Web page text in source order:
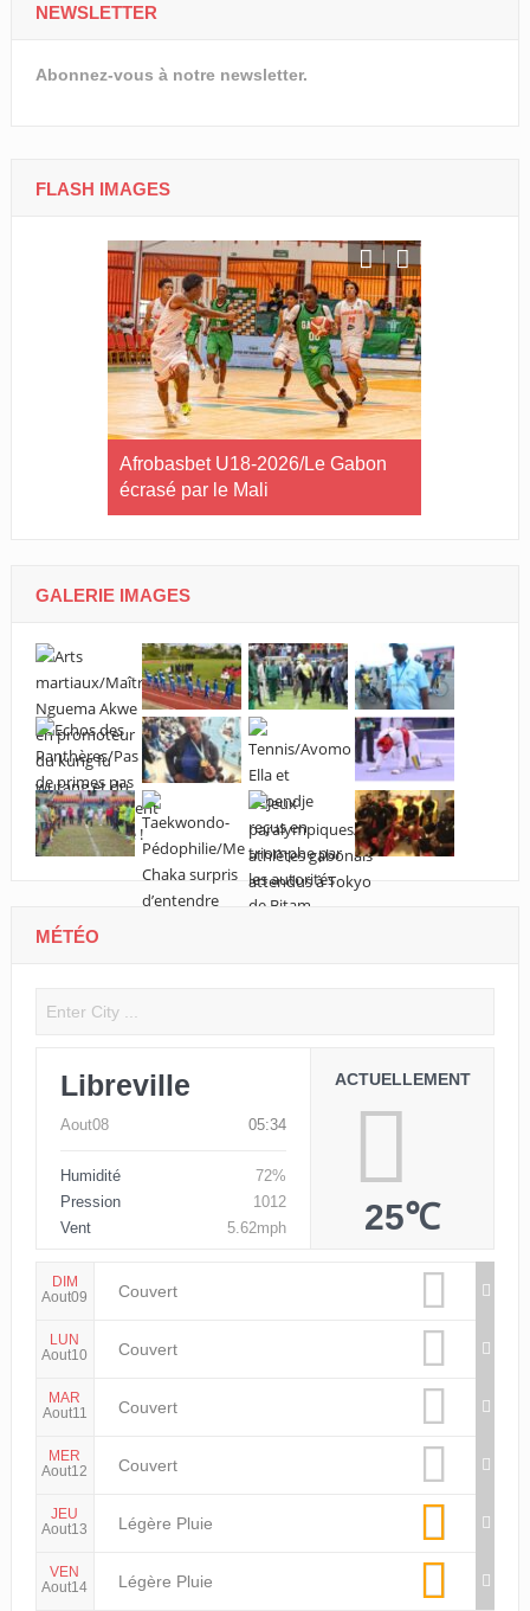
NEWSLETTER
Abonnez-vous à notre newsletter.
FLASH IMAGES
Afrobasbet U18-2026/Le Gabon
écrasé par le Mali
GALERIE IMAGES
MÉTÉO
Libreville
Aout08 05:34
Humidité
72%
Pression
1012
Vent
5.62mph
ACTUELLEMENT
25℃
DIM
Aout09
Couvert
LUN
Aout10
Couvert
MAR
Aout11
Couvert
MER
Aout12
Couvert
JEU
Aout13
Légère Pluie
VEN
Aout14
Légère Pluie